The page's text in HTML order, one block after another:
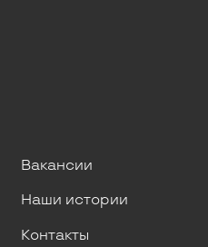
Вакансии
Наши истории
Контакты